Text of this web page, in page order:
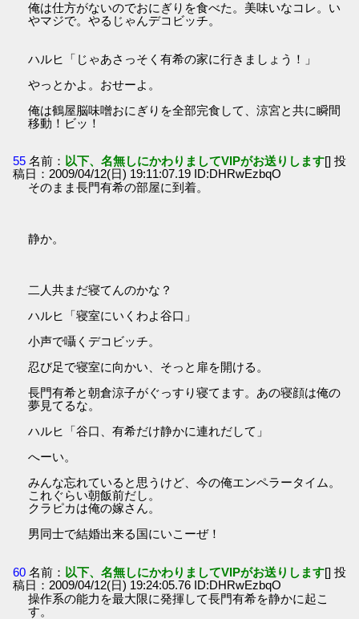
俺は仕方がないのでおにぎりを食べた。美味いなコレ。い
やマジで。やるじゃんデコビッチ。
ハルヒ「じゃあさっそく有希の家に行きましょう！」
やっとかよ。おせーよ。
俺は鶴屋脳味噌おにぎりを全部完食して、涼宮と共に瞬間
移動！ビッ！
55 名前： 以下、名無しにかわりましてVIPがお送りします[] 投
稿日：2009/04/12(日) 19:11:07.19 ID:DHRwEzbqO
そのまま長門有希の部屋に到着。
静か。
二人共まだ寝てんのかな？
ハルヒ「寝室にいくわよ谷口」
小声で囁くデコビッチ。
忍び足で寝室に向かい、そっと扉を開ける。
長門有希と朝倉涼子がぐっすり寝てます。あの寝顔は俺の
夢見てるな。
ハルヒ「谷口、有希だけ静かに連れだして」
へーい。
みんな忘れていると思うけど、今の俺エンペラータイム。
これぐらい朝飯前だし。
クラピカは俺の嫁さん。
男同士で結婚出来る国にいこーぜ！
60 名前： 以下、名無しにかわりましてVIPがお送りします[] 投
稿日：2009/04/12(日) 19:24:05.76 ID:DHRwEzbqO
操作系の能力を最大限に発揮して長門有希を静かに起こ
す。